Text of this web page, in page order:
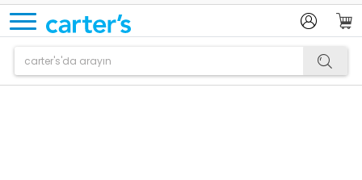
Ürün sepetinize eklenmiştir.